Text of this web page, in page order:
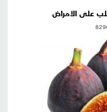
على الأمراض